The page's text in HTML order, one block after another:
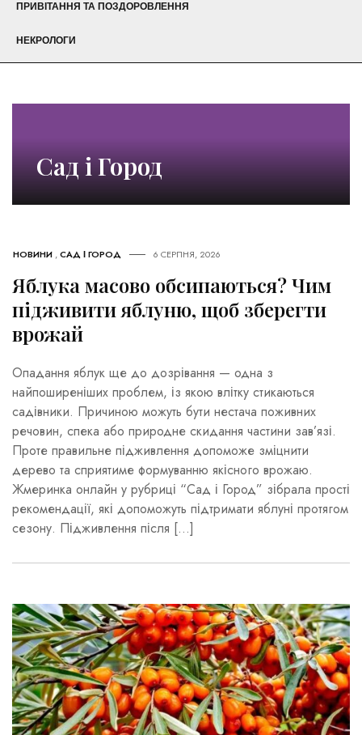
ПРИВІТАННЯ ТА ПОЗДОРОВЛЕННЯ
НЕКРОЛОГИ
Сад і Город
НОВИНИ ,САД І ГОРОД 6 СЕРПНЯ, 2026
Яблука масово обсипаються? Чим
підживити яблуню, щоб зберегти
врожай
Опадання яблук ще до дозрівання — одна з
найпоширеніших проблем, із якою влітку стикаються
садівники. Причиною можуть бути нестача поживних
речовин, спека або природне скидання частини зав’язі.
Проте правильне підживлення допоможе зміцнити
дерево та сприятиме формуванню якісного врожаю.
Жмеринка онлайн у рубриці “Сад і Город” зібрала прості
рекомендації, які допоможуть підтримати яблуні протягом
сезону. Підживлення після […]